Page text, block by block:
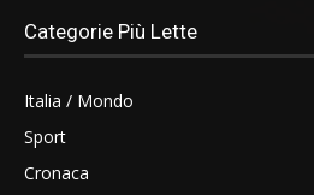
Categorie Più Lette
Italia / Mondo
Sport
Cronaca